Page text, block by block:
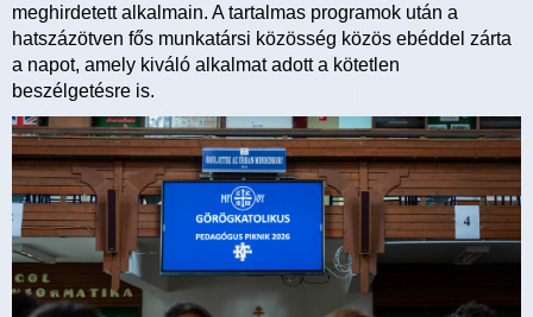
meghirdetett alkalmain. A tartalmas programok után a
hatszázötven fős munkatársi közösség közös ebéddel zárta
a napot, amely kiváló alkalmat adott a kötetlen
beszélgetésre is.